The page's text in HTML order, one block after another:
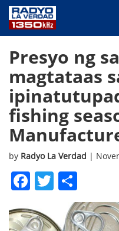
PUBLIC SERVICE
ANNOUNCEMENTS
PROGRAMS
ABOUT
CONTACT US
Presyo ng
magtataas
fishing
by Radyo La Verdad |
Facebook
Twitter